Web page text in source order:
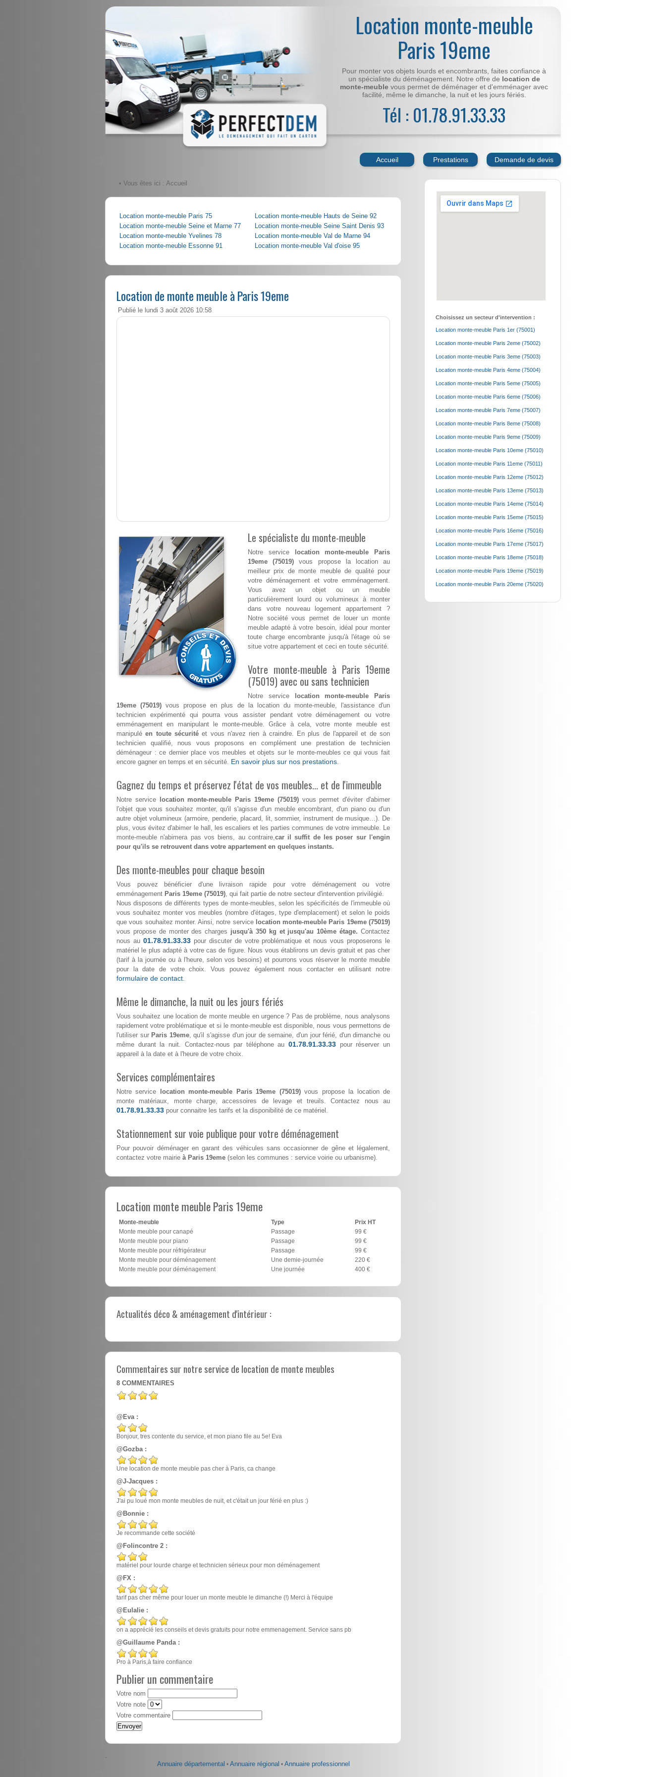
Location monte-meuble
Paris 19eme
Pour monter vos objets lourds et encombrants, faites confiance à
un spécialiste du déménagement. Notre offre de location de
monte-meuble vous permet de déménager et d'emménager avec
facilité, même le dimanche, la nuit et les jours fériés.
Tél : 01.78.91.33.33
Accueil Prestations Demande de devis
• Vous êtes ici : Accueil
Location monte-meuble Paris 75
Location monte-meuble Seine et Marne 77
Location monte-meuble Yvelines 78
Location monte-meuble Essonne 91
Location monte-meuble Hauts de Seine 92
Location monte-meuble Seine Saint Denis 93
Location monte-meuble Val de Marne 94
Location monte-meuble Val d'oise 95
Location de monte meuble à Paris 19eme
Publié le lundi 3 août 2026 10:58
Le spécialiste du monte-meuble
Notre service
location monte-meuble Paris
19eme (75019) vous propose la location au
meilleur prix de monte meuble de qualité pour
votre déménagement et votre emménagement.
Vous avez un objet ou un meuble
particulièrement lourd ou volumineux à monter
dans votre nouveau logement appartement ?
Notre société vous permet de louer un monte
meuble adapté à votre besoin, idéal pour monter
toute charge encombrante jusqu'à l'étage où se
situe votre appartement et ceci en toute sécurité.
Votre monte-meuble à Paris 19eme
(75019) avec ou sans technicien
Notre service
location monte-meuble Paris
19eme (75019) vous propose en plus de la location du monte-meuble, l'assistance d'un
technicien expérimenté qui pourra vous assister pendant votre déménagement ou votre
emménagement en manipulant le monte-meuble. Grâce à cela, votre monte meuble est
manipuléen toute sécuritéet vous n'avez rien à craindre. En plus de l'appareil et de son
technicien qualifié, nous vous proposons en complément une prestation de technicien
déménageur : ce dernier place vos meubles et objets sur le monte-meubles ce qui vous fait
encore gagner en temps et en sécurité. En savoir plus sur nos prestations.
Gagnez du temps et préservez l'état de vos meubles... et de l'immeuble
Notre service location monte-meuble Paris 19eme (75019)vous permet d'éviter d'abimer
l'objet que vous souhaitez monter, qu'il s'agisse d'un meuble encombrant, d'un piano ou d'un
autre objet volumineux (armoire, penderie, placard, lit, sommier, instrument de musique…). De
plus, vous évitez d'abimer le hall, les escaliers et les parties communes de votre immeuble. Le
monte-meuble n'abimera pas vos biens, au contraire,car il suffit de les poser sur l'engin
pour qu'ils se retrouvent dans votre appartement en quelques instants.
Des monte-meubles pour chaque besoin
Vous pouvez bénéficier d'une livraison rapide pour votre déménagement ou votre
emménagement Paris 19eme (75019), qui fait partie de notre secteur d'intervention privilégié.
Nous disposons de différents types de monte-meubles, selon les spécificités de l'immeuble où
vous souhaitez monter vos meubles (nombre d'étages, type d'emplacement) et selon le poids
que vous souhaitez monter. Ainsi, notre service location monte-meuble Paris 19eme (75019)
vous propose de monter des charges jusqu'à 350 kg et jusqu'au 10ème étage. Contactez
nous au 01.78.91.33.33pour discuter de votre problématique et nous vous proposerons le
matériel le plus adapté à votre cas de figure. Nous vous établirons un devis gratuit et pas cher
(tarif à la journée ou à l'heure, selon vos besoins) et pourrons vous réserver le monte meuble
pour la date de votre choix. Vous pouvez également nous contacter en utilisant notre
formulaire de contact.
Même le dimanche, la nuit ou les jours fériés
Vous souhaitez une location de monte meuble en urgence ? Pas de problème, nous analysons
rapidement votre problématique et si le monte-meuble est disponible, nous vous permettons de
l'utiliser sur Paris 19eme, qu'il s'agisse d'un jour de semaine, d'un jour férié, d'un dimanche ou
même durant la nuit. Contactez-nous par téléphone au01.78.91.33.33 pour réserver un
appareil à la date et à l'heure de votre choix.
Services complémentaires
Notre service location monte-meuble Paris 19eme (75019)vous propose la location de
monte matériaux, monte charge, accessoires de levage et treuils. Contactez nous au
01.78.91.33.33 pour connaitre les tarifs et la disponibilité de ce matériel.
Stationnement sur voie publique pour votre déménagement
Pour pouvoir déménager en garant des véhicules sans occasionner de gêne et légalement,
contactez votre mairie à Paris 19eme (selon les communes : service voirie ou urbanisme).
Location monte meuble Paris 19eme
Monte-meuble Type
Prix HT
Monte meuble pour canapé
Passage
99 €
Monte meuble pour piano
Passage
99 €
Monte meuble pour réfrigérateur
Passage
99 €
Monte meuble pour déménagement
Une demie-journée
220 €
Monte meuble pour déménagement
Une journée 400 €
Actualités déco & aménagement d'intérieur :
Commentaires sur notre service de location de monte meubles
8 COMMENTAIRES
@Eva :
Bonjour, tres contente du service, et mon piano file au 5e! Eva
@Gozba :
Une location de monte meuble pas cher à Paris, ca change
@J-Jacques :
J'ai pu loué mon monte meubles de nuit, et c'était un jour férié en plus :)
@Bonnie :
Je recommande cette société
@Folincontre 2 :
matériel pour lourde charge et technicien sérieux pour mon déménagement
@FX :
tarif pas cher même pour louer un monte meuble le dimanche (!) Merci à l'équipe
@Eulalie :
on a apprécié les conseils et devis gratuits pour notre emmenagement. Service sans pb
@Guillaume Panda :
Pro à Paris,à faire confiance
Publier un commentaire
Votre nom
Votre note
Votre commentaire
-
Annuaire départemental • Annuaire régional • Annuaire professionnel
Choisissez un secteur d'intervention :
Location monte-meuble Paris 1er (75001)
Location monte-meuble Paris 2eme (75002)
Location monte-meuble Paris 3eme (75003)
Location monte-meuble Paris 4eme (75004)
Location monte-meuble Paris 5eme (75005)
Location monte-meuble Paris 6eme (75006)
Location monte-meuble Paris 7eme (75007)
Location monte-meuble Paris 8eme (75008)
Location monte-meuble Paris 9eme (75009)
Location monte-meuble Paris 10eme (75010)
Location monte-meuble Paris 11eme (75011)
Location monte-meuble Paris 12eme (75012)
Location monte-meuble Paris 13eme (75013)
Location monte-meuble Paris 14eme (75014)
Location monte-meuble Paris 15eme (75015)
Location monte-meuble Paris 16eme (75016)
Location monte-meuble Paris 17eme (75017)
Location monte-meuble Paris 18eme (75018)
Location monte-meuble Paris 19eme (75019)
Location monte-meuble Paris 20eme (75020)